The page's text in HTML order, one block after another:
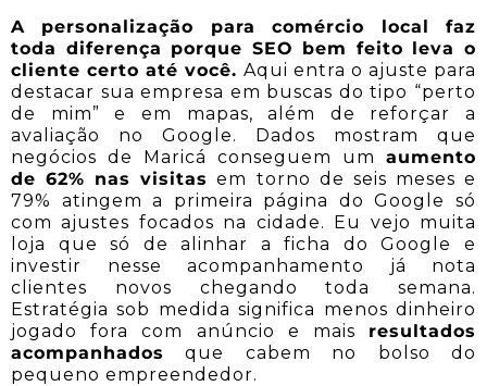
A personalização para comércio local faz
toda diferença porque SEO bem feito leva o
cliente certo até você. Aqui entra o ajuste para
destacar sua empresa em buscas do tipo “perto
de mim” e em mapas, além de reforçar a
avaliação no Google. Dados mostram que
negócios de Maricá conseguem um aumento
de 62% nas visitas em torno de seis meses e
79% atingem a primeira página do Google só
com ajustes focados na cidade. Eu vejo muita
loja que só de alinhar a ficha do Google e
investir nesse acompanhamento já nota
clientes novos chegando toda semana.
Estratégia sob medida significa menos dinheiro
jogado fora com anúncio e mais resultados
acompanhados
que cabem no bolso do
pequeno empreendedor.